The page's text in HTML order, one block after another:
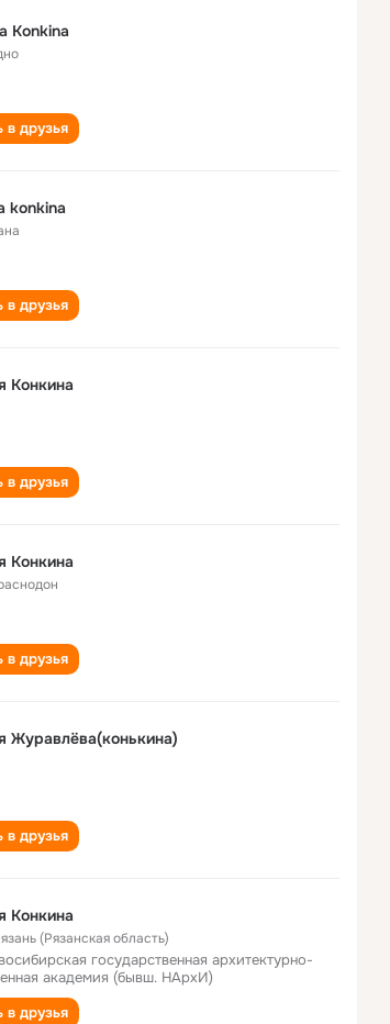
Konkina
в друзья
konkina
в друзья
Конкина
в друзья
Конкина
в друзья
Журавлёва(конькина)
в друзья
Конкина
(Рязанская область)
государственная архитектурно-
академия (бывш. НАрхИ)
в друзья